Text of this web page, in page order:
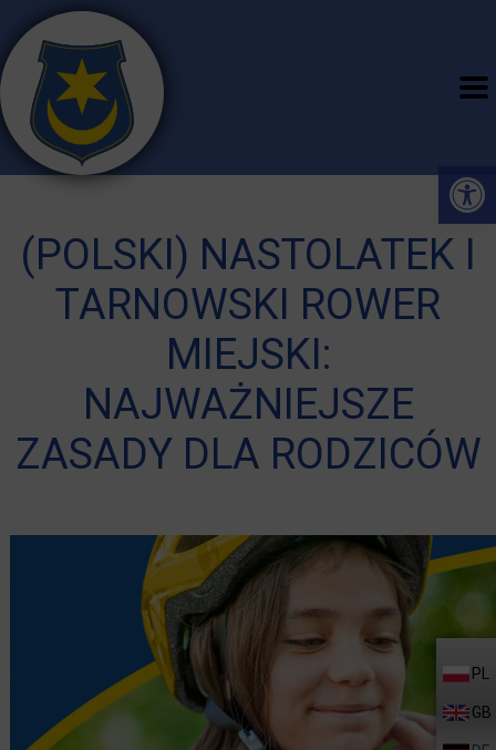
(POLSKI) NASTOLATEK I
TARNOWSKI ROWER
MIEJSKI:
NAJWAŻNIEJSZE
ZASADY DLA RODZICÓW
PL
GB